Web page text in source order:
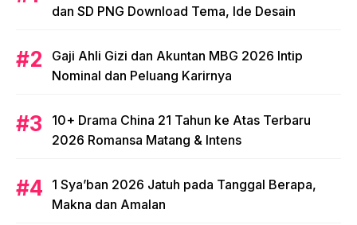
dan SD PNG Download Tema, Ide Desain
Gaji Ahli Gizi dan Akuntan MBG 2026 Intip
Nominal dan Peluang Karirnya
10+ Drama China 21 Tahun ke Atas Terbaru
2026 Romansa Matang & Intens
1 Sya’ban 2026 Jatuh pada Tanggal Berapa,
Makna dan Amalan